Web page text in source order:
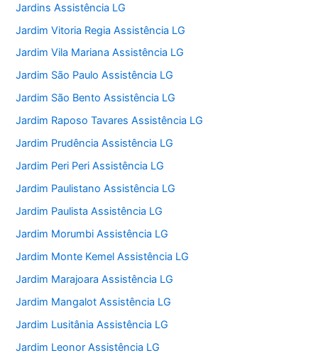
Jardins Assistência LG
Jardim Vitoria Regia Assistência LG
Jardim Vila Mariana Assistência LG
Jardim São Paulo Assistência LG
Jardim São Bento Assistência LG
Jardim Raposo Tavares Assistência LG
Jardim Prudência Assistência LG
Jardim Peri Peri Assistência LG
Jardim Paulistano Assistência LG
Jardim Paulista Assistência LG
Jardim Morumbi Assistência LG
Jardim Monte Kemel Assistência LG
Jardim Marajoara Assistência LG
Jardim Mangalot Assistência LG
Jardim Lusitânia Assistência LG
Jardim Leonor Assistência LG